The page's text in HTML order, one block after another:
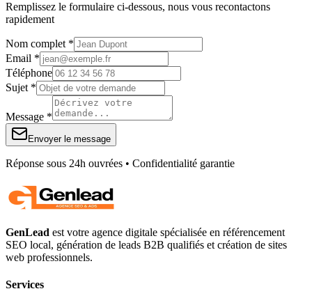
Remplissez le formulaire ci-dessous, nous vous recontactons
rapidement
Nom complet *
Email *
Téléphone
Sujet *
Message *
Envoyer le message
Réponse sous 24h ouvrées • Confidentialité garantie
GenLead est votre agence digitale spécialisée en référencement
SEO local, génération de leads B2B qualifiés et création de sites
web professionnels.
Services